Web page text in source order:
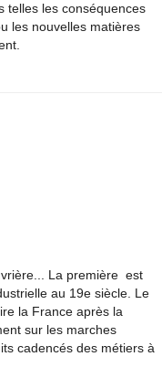
telles les conséquences
les nouvelles matières
La première est
au 19e siècle. Le
la France après la
sur les marches
cadencés des métiers à